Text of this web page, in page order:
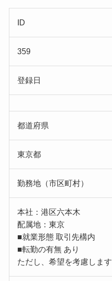
ID
359
登録日
都道府県
東京都
勤務地（市区町村）
本社：港区六本木
配属地：東京
■就業形態 取引先構内
■転勤の有無 あり
ただし、希望を考慮します